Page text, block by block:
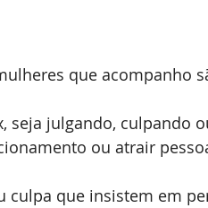
que acompanho
seja julgando, culpando
ou atrair
culpa que insistem em